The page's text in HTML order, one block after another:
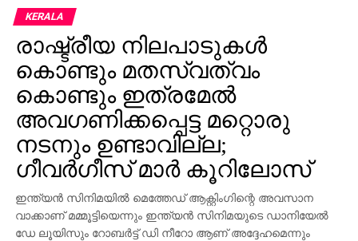
മരിച്ചിരുന്നു. കുട്ടി അന്ന് മുതല്‍ കോമയിലേക്ക്
വീഴുകയായിരുന്നു.
ഇരുവരെയും ഇടിച്ച കാര്‍ നിര്‍ത്താതെ പോയിരുന്നു.
ഹൈക്കോടതി സ്വമേധയാ കേസെടുക്കുകയും
പ്രത്യേക അന്വേഷണ സംഘത്തെ രൂപീകരിക്കുകയും
ചെയ്തിരുന്നു. ഇതിനെ തുടര്‍ന്നുള്ള
അന്വേഷണത്തിലാണ് അപകടത്തിന് പത്ത്
മാസങ്ങള്‍ക്ക് ശേഷം കാറുടമയെയും കാറിനെയും
പൊലീസ് കണ്ടെത്തുന്നത്. നൂറുകണക്കിന്
വര്‍ക്ക്‌ഷോപ്പുകളും സിസിടിവി ദൃശ്യങ്ങളും
ശേഖരിച്ചതിന് പിന്നാലെയാണ് പ്രതിയെ പിടികൂടിയത്.
KERALA
രാഷ്ട്രീയ നിലപാടുകള്‍
കൊണ്ടും മതസ്വത്വം
കൊണ്ടും ഇത്രമേല്‍
അവഗണിക്കപ്പെട്ട മറ്റൊരു
നടനും ഉണ്ടാവില്ല;
ഗീവര്‍ഗീസ് മാര്‍ കൂറിലോസ്
ഇന്ത്യന്‍ സിനിമയില്‍ മെത്തേഡ് ആക്റ്റിംഗിന്റെ അവസാന
വാക്കാണ് മമ്മൂട്ടിയെന്നും ഇന്ത്യന്‍ സിനിമയുടെ ഡാനിയേല്‍
ഡേ ലൂയിസും റോബര്‍ട്ട് ഡി നീറോ ആണ് അദ്ദേഹമെന്നും